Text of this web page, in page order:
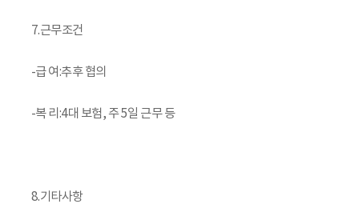
7.근무조건
-급 여:추후 협의
-복 리:4대 보험, 주 5일 근무 등
8.기타사항